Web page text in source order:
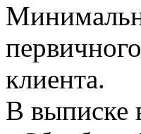
клиента.
В выписке